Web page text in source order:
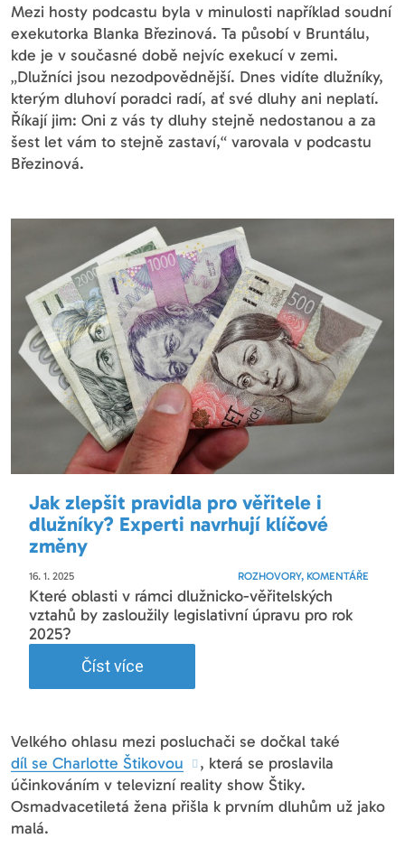
Mezi hosty podcastu byla v minulosti například soudní
exekutorka Blanka Březinová. Ta působí v Bruntálu,
kde je v současné době nejvíc exekucí v zemi.
„Dlužníci jsou nezodpovědnější. Dnes vidíte dlužníky,
kterým dluhoví poradci radí, ať své dluhy ani neplatí.
Říkají jim: Oni z vás ty dluhy stejně nedostanou a za
šest let vám to stejně zastaví,“ varovala v podcastu
Březinová.
Jak zlepšit pravidla pro věřitele i
dlužníky? Experti navrhují klíčové
změny
16. 1. 2025 ROZHOVORY, KOMENTÁŘE
Které oblasti v rámci dlužnicko-věřitelských
vztahů by zasloužily legislativní úpravu pro rok
2025?
Číst více
Velkého ohlasu mezi posluchači se dočkal také
díl se Charlotte Štikovou
, která se proslavila
účinkováním v televizní reality show Štiky.
Osmadvacetiletá žena přišla k prvním dluhům už jako
malá.